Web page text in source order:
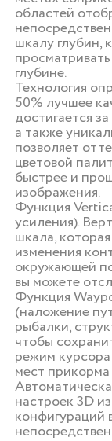
областей
шкалу глубин,
глубине.
Технология
50% лучшее
достигается
а также
позволяет
цветовой
быстрее и
изображения.
Функция
усиления).
шкала,
изменения
окружающей
вы можете
Функция
(наложение
рыбалки,
чтобы
режим
мест
настроек 3D
конфигураций